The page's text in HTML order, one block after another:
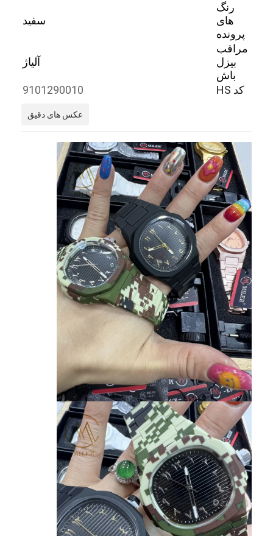
خانه
محصولات
درباره ما
بازدید از کارخانه
کنترل کیفیت
تماس با ما
اخبار
پرونده ها
وبلاگ
ساعت مچی کوارتز
ساعت کوارتز بند چرمی
ساعت با بند از فولاد ضد زنگ
رنگ
های
پرونده
سفید
مراقب
بيزل
باش
آلیاژ
کد HS 9101290010
عکس های دقیق